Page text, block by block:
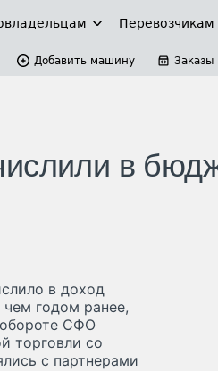
Перевозчикам
Добавить машину Заказы
в
в доход
годом ранее,
СФО
торговли со
с партнерами